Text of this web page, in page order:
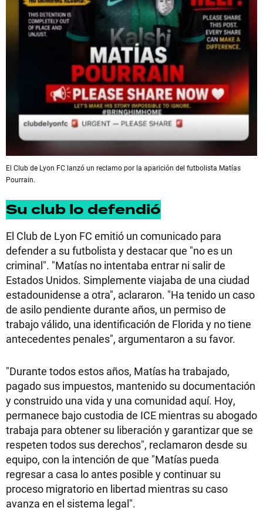
El Club de Lyon FC lanzó un reclamo por la aparición del futbolista Matías
Pourrain.
Su club lo defendió
El Club de Lyon FC emitió un comunicado para
defender a su futbolista y destacar que "no es un
criminal". "Matías no intentaba entrar ni salir de
Estados Unidos. Simplemente viajaba de una ciudad
estadounidense a otra", aclararon. "Ha tenido un caso
de asilo pendiente durante años, un permiso de
trabajo válido, una identificación de Florida y no tiene
antecedentes penales", argumentaron a su favor.
"Durante todos estos años, Matías ha trabajado,
pagado sus impuestos, mantenido su documentación
y construido una vida y una comunidad aquí. Hoy,
permanece bajo custodia de ICE mientras su abogado
trabaja para obtener su liberación y garantizar que se
respeten todos sus derechos", reclamaron desde su
equipo, con la intención de que "Matías pueda
regresar a casa lo antes posible y continuar su
proceso migratorio en libertad mientras su caso
avanza en el sistema legal".